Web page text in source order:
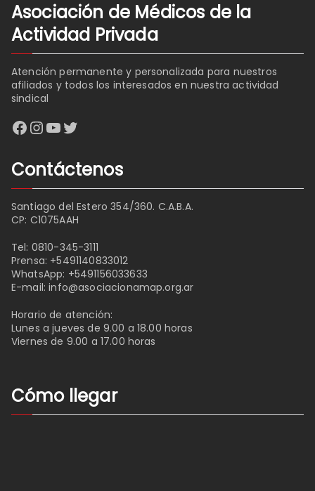
Asociación de Médicos de la
Actividad Privada
Atención permanente y personalizada para nuestros
afiliados y todos los interesados en nuestra actividad
sindical
Facebook
Instagram
YouTube
Twitter
Contáctenos
Santiago del Estero 354/360. C.A.B.A.
CP: C1075AAH
Tel: 0810-345-3111
Prensa: +5491140833012
WhatsApp: +5491156033633
E-mail:info@asociacionamap.org.ar
Horario de atención:
Lunes a jueves de 9.00 a 18.00 horas
Viernes de 9.00 a 17.00 horas
Cómo llegar